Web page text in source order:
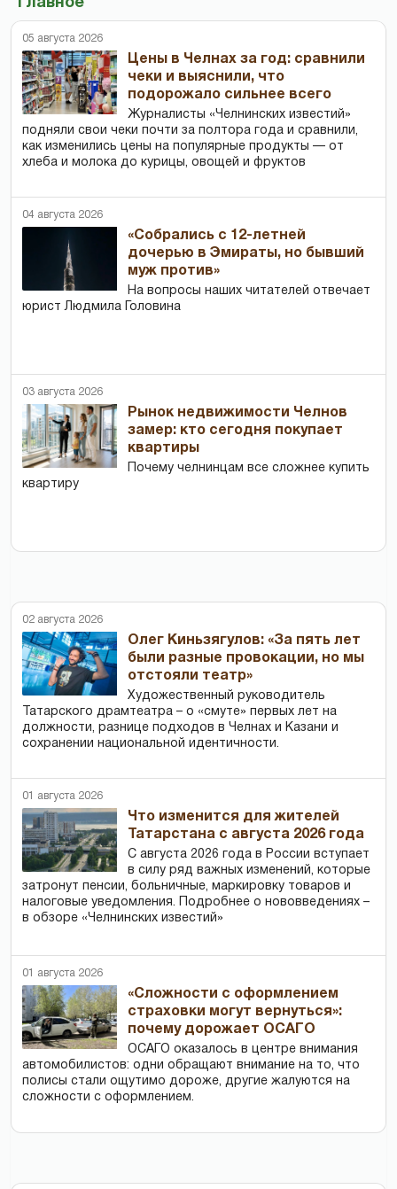
05 августа 2026
Цены в Челнах за год: сравнили
чеки и выяснили, что
подорожало сильнее всего
Журналисты «Челнинских известий»
подняли свои чеки почти за полтора года и сравнили,
как изменились цены на популярные продукты — от
хлеба и молока до курицы, овощей и фруктов
04 августа 2026
«Собрались с 12-летней
дочерью в Эмираты, но бывший
муж против»
На вопросы наших читателей отвечает
юрист Людмила Головина
03 августа 2026
Рынок недвижимости Челнов
замер: кто сегодня покупает
квартиры
Почему челнинцам все сложнее купить
квартиру
02 августа 2026
Олег Киньзягулов: «За пять лет
были разные провокации, но мы
отстояли театр»
Художественный руководитель
Татарского драмтеатра – о «смуте» первых лет на
должности, разнице подходов в Челнах и Казани и
сохранении национальной идентичности.
01 августа 2026
Что изменится для жителей
Татарстана с августа 2026 года
С августа 2026 года в России вступает
в силу ряд важных изменений, которые
затронут пенсии, больничные, маркировку товаров и
налоговые уведомления. Подробнее о нововведениях –
в обзоре «Челнинских известий»
01 августа 2026
«Сложности с оформлением
страховки могут вернуться»:
почему дорожает ОСАГО
ОСАГО оказалось в центре внимания
автомобилистов: одни обращают внимание на то, что
полисы стали ощутимо дороже, другие жалуются на
сложности с оформлением.